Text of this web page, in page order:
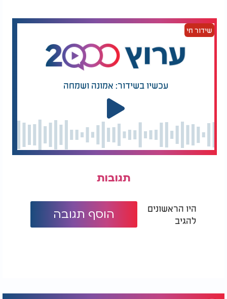
שידור חי
עכשיו בשידור: אמונה ושמחה
תגובות
היו הראשונים
להגיב
הוסף תגובה